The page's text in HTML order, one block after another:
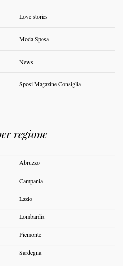
Love stories
Moda Sposa
News
Sposi Magazine Consiglia
regione
Abruzzo
Campania
Lazio
Lombardia
Piemonte
Sardegna